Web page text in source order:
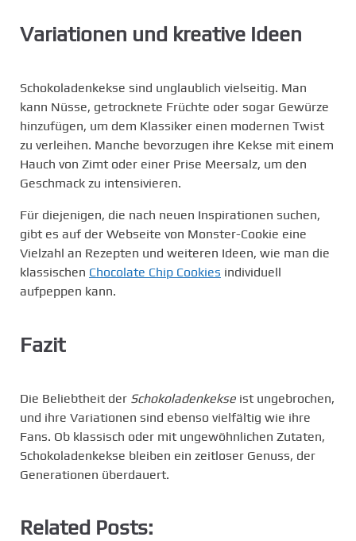
Variationen und kreative Ideen
Schokoladenkekse sind unglaublich vielseitig. Man
kann Nüsse, getrocknete Früchte oder sogar Gewürze
hinzufügen, um dem Klassiker einen modernen Twist
zu verleihen. Manche bevorzugen ihre Kekse mit einem
Hauch von Zimt oder einer Prise Meersalz, um den
Geschmack zu intensivieren.
Für diejenigen, die nach neuen Inspirationen suchen,
gibt es auf der Webseite von Monster-Cookie eine
Vielzahl an Rezepten und weiteren Ideen, wie man die
klassischen Chocolate Chip Cookies individuell
aufpeppen kann.
Fazit
Die Beliebtheit der Schokoladenkekse ist ungebrochen,
und ihre Variationen sind ebenso vielfältig wie ihre
Fans. Ob klassisch oder mit ungewöhnlichen Zutaten,
Schokoladenkekse bleiben ein zeitloser Genuss, der
Generationen überdauert.
Related Posts: